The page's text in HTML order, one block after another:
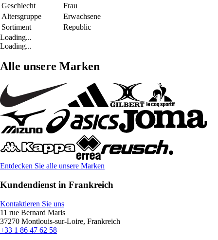
Geschlecht
Frau
Altersgruppe
Erwachsene
Sortiment
Republic
Loading...
Loading...
Alle unsere Marken
Entdecken Sie alle unsere Marken
Kundendienst in Frankreich
Kontaktieren Sie uns
11 rue Bernard Maris
37270 Montlouis-sur-Loire, Frankreich
+33 1 86 47 62 58